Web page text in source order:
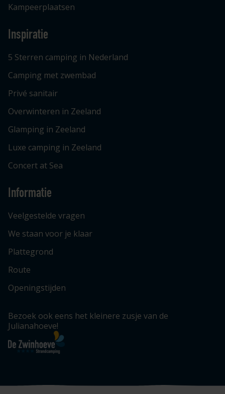
Kampeerplaatsen
Inspiratie
5 Sterren camping in Nederland
Camping met zwembad
Privé sanitair
Overwinteren in Zeeland
Glamping in Zeeland
Luxe camping in Zeeland
Concert at Sea
Informatie
Veelgestelde vragen
We staan voor je klaar
Plattegrond
Route
Openingstijden
Bezoek ook eens het kleinere zusje van de
Julianahoeve!